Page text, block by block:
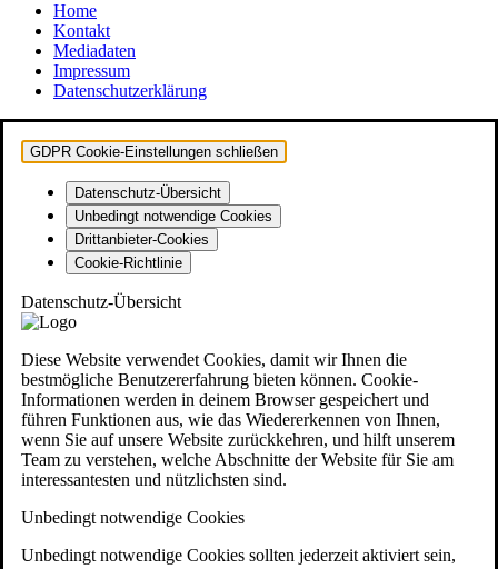
Home
Kontakt
Mediadaten
Impressum
Datenschutzerklärung
GDPR Cookie-Einstellungen schließen
Datenschutz-Übersicht
Unbedingt notwendige Cookies
Drittanbieter-Cookies
Cookie-Richtlinie
Datenschutz-Übersicht
Diese Website verwendet Cookies, damit wir Ihnen die
bestmögliche Benutzererfahrung bieten können. Cookie-
Informationen werden in deinem Browser gespeichert und
führen Funktionen aus, wie das Wiedererkennen von Ihnen,
wenn Sie auf unsere Website zurückkehren, und hilft unserem
Team zu verstehen, welche Abschnitte der Website für Sie am
interessantesten und nützlichsten sind.
Unbedingt notwendige Cookies
Unbedingt notwendige Cookies sollten jederzeit aktiviert sein,